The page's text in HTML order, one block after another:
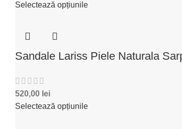
Selectează opțiunile
Sandale Lariss Piele Naturala
520,00 lei
Selectează opțiunile